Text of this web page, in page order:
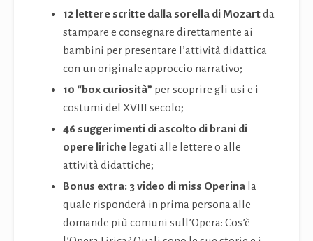
12 lettere scritte dalla sorella di Mozartda
stampare e consegnare direttamente ai
bambini per presentare l’attività didattica
con un originale approccio narrativo;
10 “box curiosità” per scoprire gli usi e i
costumi del XVIII secolo;
46 suggerimenti di ascolto di brani di
opere liriche legati alle lettere o alle
attività didattiche;
Bonus extra: 3 video di miss Operina la
quale risponderà in prima persona alle
domande più comuni sull’Opera: Cos’è